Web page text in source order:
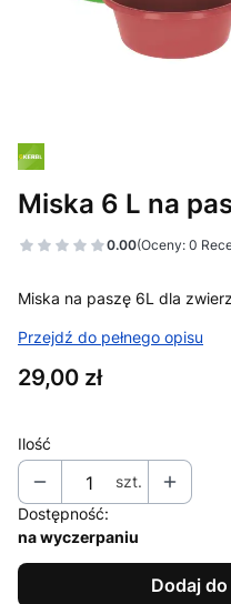
Miska 6 L na
0.00(Oceny: 0
Przejdź do
Miska na paszę 6L dla
Przejdź do pełnego opisu
Cena
29,00 zł
Ilość
szt.
Dostępność:
na wyczerpaniu
Dodaj